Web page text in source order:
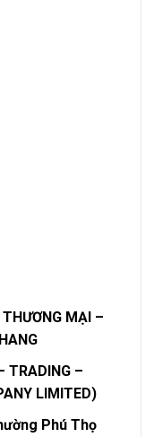
MẠI –
TRADING –
LIMITED)
Phú Thọ